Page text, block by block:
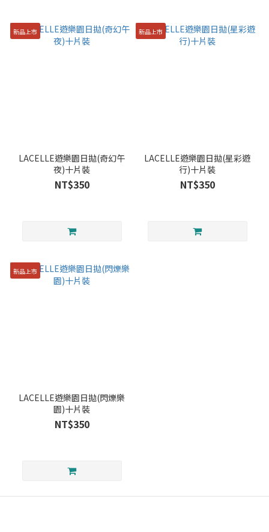
新品上市
LACELLE遊樂園日拋(奇幻午
夜)十片裝
NT$350
新品上市
LACELLE遊樂園日拋(星彩遊
行)十片裝
NT$350
新品上市
LACELLE遊樂園日拋(閃爍樂
園)十片裝
NT$350